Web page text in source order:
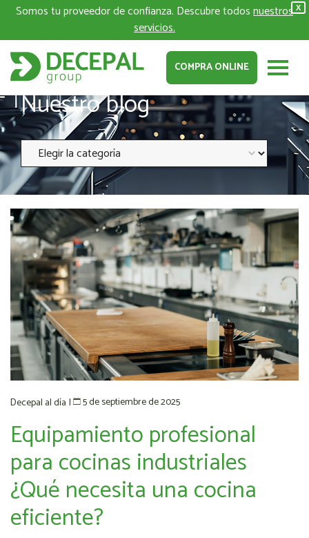
X
Somos tu proveedor de confianza. Descubre todosnuestros
servicios.
COMPRA ONLINE
Nuestro blog
Decepal al día | 5 de septiembre de 2025
Equipamiento profesional
para cocinas industriales
¿Qué necesita una cocina
eficiente?